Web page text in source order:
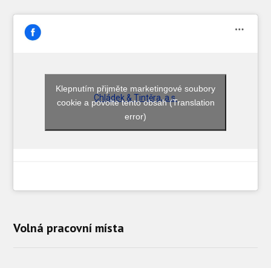
Chládek & Tintěra, a.s.
Klepnutím přijměte marketingové soubory
cookie a povolte tento obsah (Translation
error)
Volná pracovní místa